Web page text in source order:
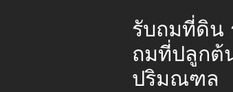
รับถมที่ดิน
ถมที่ปลูกต้
ปริมณฑล